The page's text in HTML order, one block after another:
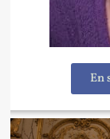
En